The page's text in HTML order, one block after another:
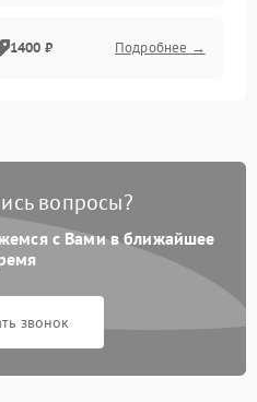
1400 ₽ Подробнее →
1500 ₽ Подробнее →
вопросы?
с Вами в ближайшее
звонок